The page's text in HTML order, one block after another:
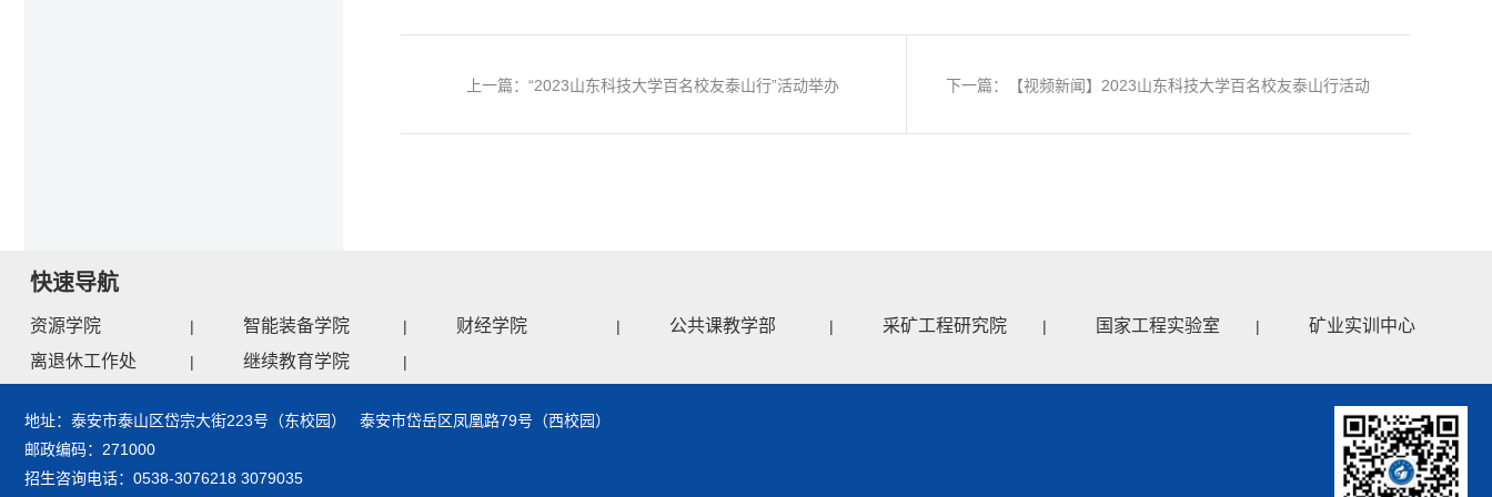
上一篇：“2023山东科技大学百名校友泰山行”活动举办 下一篇：【视频新闻】2023山东科技大学百名校友泰山行活动
快速导航
资源学院 | 智能装备学院 | 财经学院 | 公共课教学部 | 采矿工程研究院 | 国家工程实验室 |
矿业实训中心
离退休工作处
| 继续教育学院 |
地址：泰安市泰山区岱宗大街223号（东校园） 泰安市岱岳区凤凰路79号（西校园）
邮政编码：271000
招生咨询电话：0538-3076218 3079035